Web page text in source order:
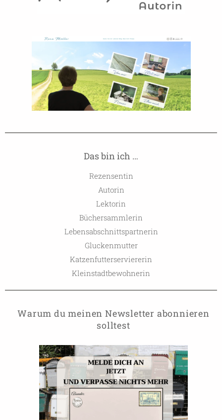
Das bin ich …
Rezensentin
Autorin
Lektorin
Büchersammlerin
Lebensabschnittspartnerin
Gluckenmutter
Katzenfutterserviererin
Kleinstadtbewohnerin
Warum du meinen Newsletter abonnieren
solltest